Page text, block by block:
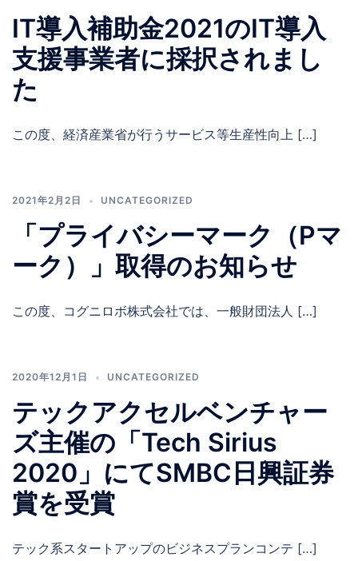
IT導入補助金2021のIT導入
支援事業者に採択されまし
た
この度、経済産業省が行うサービス等生産性向上 […]
2021年2月2日 UNCATEGORIZED
「プライバシーマーク（Pマ
ーク）」取得のお知らせ
この度、コグニロボ株式会社では、一般財団法人 […]
2020年12月1日 UNCATEGORIZED
テックアクセルベンチャー
ズ主催の「Tech Sirius
2020」にてSMBC日興証券
賞を受賞
テック系スタートアップのビジネスプランコンテ […]